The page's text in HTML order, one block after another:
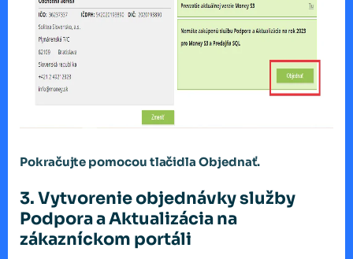
Pokračujte pomocou tlačidla Objednať.
3. Vytvorenie objednávky služby
Podpora a Aktualizácia na
zákazníckom portáli